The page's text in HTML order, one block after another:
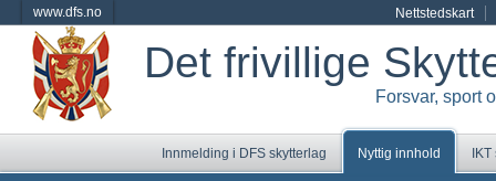
www.dfs.no Nettstedskart
Det frivillige
Forsvar, sport
Innmelding i DFS skytterlag Nyttig innhold